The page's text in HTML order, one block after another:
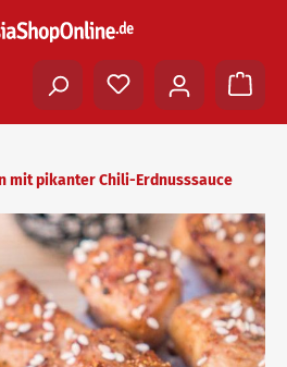
mit pikanter Chili-Erdnusssauce